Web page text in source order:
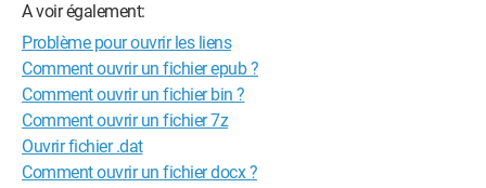
A voir également:
Problème pour ouvrir les liens
Comment ouvrir un fichier epub ?
Comment ouvrir un fichier bin ?
Comment ouvrir un fichier 7z
Ouvrir fichier .dat
Comment ouvrir un fichier docx ?